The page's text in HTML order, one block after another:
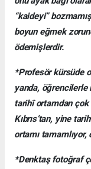
“kaideyi”
boyun eğmek
ödemişlerdir.
*Profesör kürsüde
yanda,
tarihî ortamdan çok
Kıbrıs’tan, yine
ortamı tamamlıyor,
*Denktaş fotoğraf